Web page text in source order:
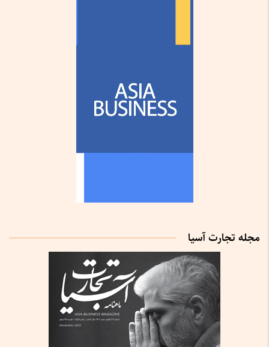
مجله تجارت آسیا